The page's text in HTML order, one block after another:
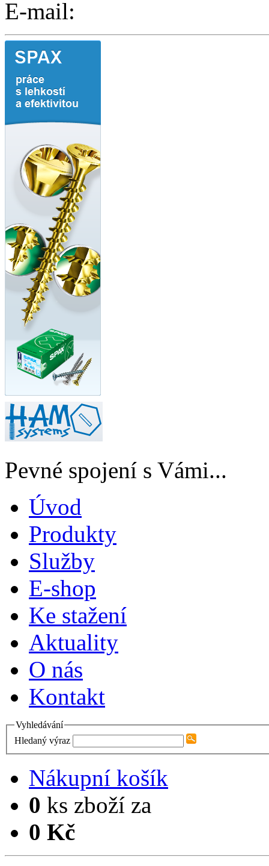
E-mail:
Pevné spojení s Vámi...
Úvod
Produkty
Služby
E-shop
Ke stažení
Aktuality
O nás
Kontakt
Vyhledávání
Hledaný výraz
Nákupní košík
0 ks zboží za
0 Kč